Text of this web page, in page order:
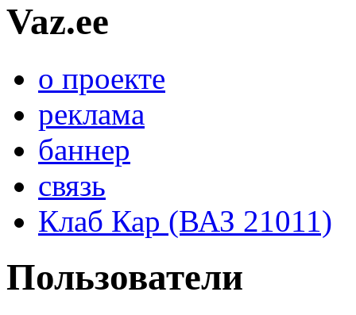
Vaz.ee
о проекте
реклама
баннер
связь
Клаб Кар (ВАЗ 21011)
Пользователи